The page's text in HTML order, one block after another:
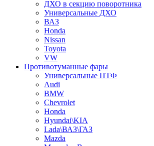
ДХО в секцию поворотника
Универсальные ДХО
ВАЗ
Honda
Nissan
Toyota
VW
Противотуманные фары
Универсальные ПТФ
Audi
BMW
Chevrolet
Honda
Hyundai\KIA
Lada\ВАЗ\ГАЗ
Mazda